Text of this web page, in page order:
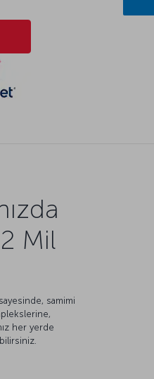
Mil
samimi
her yerde